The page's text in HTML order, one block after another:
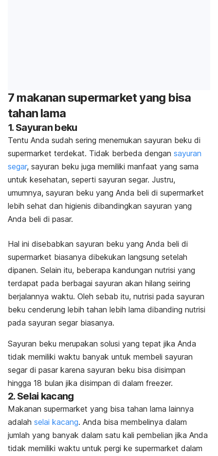
7 makanan supermarket yang bisa
tahan lama
1. Sayuran beku
Tentu Anda sudah sering menemukan sayuran beku di
supermarket terdekat. Tidak berbeda dengan sayuran
segar, sayuran beku juga memiliki manfaat yang sama
untuk kesehatan, seperti sayuran segar. Justru,
umumnya, sayuran beku yang Anda beli di supermarket
lebih sehat dan higienis dibandingkan sayuran yang
Anda beli di pasar.
Hal ini disebabkan sayuran beku yang Anda beli di
supermarket biasanya dibekukan langsung setelah
dipanen. Selain itu, beberapa kandungan nutrisi yang
terdapat pada berbagai sayuran akan hilang seiring
berjalannya waktu. Oleh sebab itu, nutrisi pada sayuran
beku cenderung lebih tahan lebih lama dibanding nutrisi
pada sayuran segar biasanya.
Sayuran beku merupakan solusi yang tepat jika Anda
tidak memiliki waktu banyak untuk membeli sayuran
segar di pasar karena sayuran beku bisa disimpan
hingga 18 bulan jika disimpan di dalam freezer.
2. Selai kacang
Makanan supermarket yang bisa tahan lama lainnya
adalah selai kacang. Anda bisa membelinya dalam
jumlah yang banyak dalam satu kali pembelian jika Anda
tidak memiliki waktu untuk pergi ke supermarket dalam